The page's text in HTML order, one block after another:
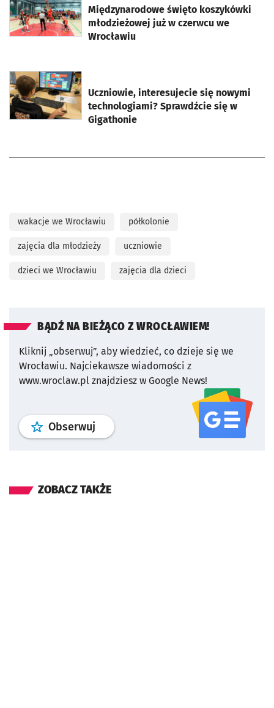
Międzynarodowe święto koszykówki
młodzieżowej już w czerwcu we
Wrocławiu
Uczniowie, interesujecie się nowymi
technologiami? Sprawdźcie się w
Gigathonie
otworzy się w nowej karcie
wakacje we Wrocławiu półkolonie
zajęcia dla młodzieży uczniowie
dzieci we Wrocławiu zajęcia dla dzieci
BĄDŹ NA BIEŻĄCO Z WROCŁAWIEM!
Kliknij „obserwuj”, aby wiedzieć, co dzieje się we
Wrocławiu. Najciekawsze wiadomości z
www.wroclaw.pl znajdziesz w Google News!
Obserwuj profil serwisu
ZOBACZ TAKŻE